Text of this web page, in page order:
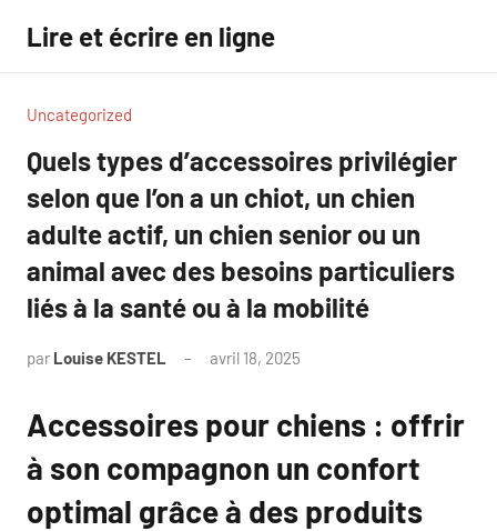
contenu
Lire et écrire en ligne
Uncategorized
Quels types d’accessoires privilégier
selon que l’on a un chiot, un chien
adulte actif, un chien senior ou un
animal avec des besoins particuliers
liés à la santé ou à la mobilité
par Louise KESTEL avril 18, 2025
Accessoires pour chiens : offrir
à son compagnon un confort
optimal grâce à des produits